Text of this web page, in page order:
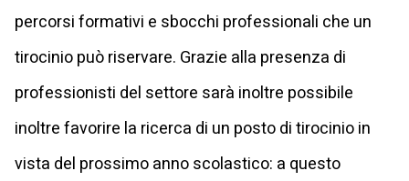
percorsi formativi e sbocchi professionali che un
tirocinio può riservare. Grazie alla presenza di
professionisti del settore sarà inoltre possibile
inoltre favorire la ricerca di un posto di tirocinio in
vista del prossimo anno scolastico: a questo